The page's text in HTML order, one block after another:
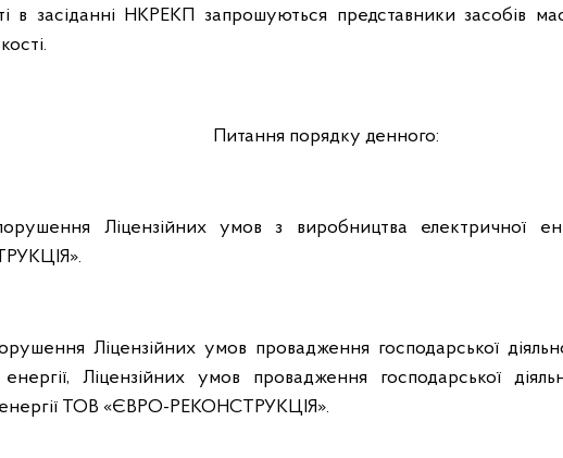
в засіданні НКРЕКП запрошуються представники засобів
Питання порядку денного:
Ліцензійних умов з виробництва електричної
Ліцензійних умов провадження господарської
енергії, Ліцензійних умов провадження господарської
енергії ТОВ «ЄВРО-РЕКОНСТРУКЦІЯ».